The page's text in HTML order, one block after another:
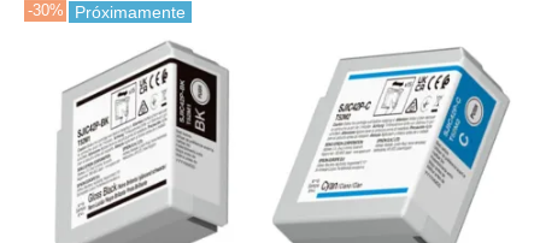
-30% Próximamente